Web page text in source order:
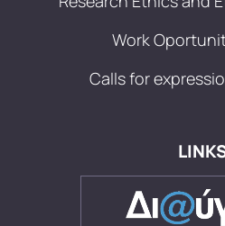
Work
Calls for